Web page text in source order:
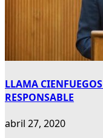
LLAMA
RESPONSABLE
abril 27, 2020